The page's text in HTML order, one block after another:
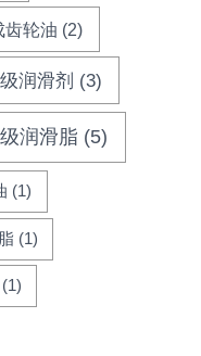
齿轮油 (2)
润滑剂 (3)
润滑脂 (5)
(1)
(1)
(1)